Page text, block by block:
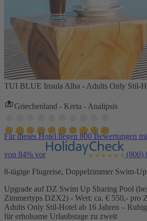
TUI BLUE Insula Alba - Adults Only Stil-
Griechenland - Kreta - Analipsis
Für dieses Hotel liegen 800 Bewertungen
von 84% vor (800)
8-tägige Flugreise, Doppelzimmer Swim-
Upgrade auf DZ Swim Up Sharing Pool
Zimmertyps DZX2) - Wert: ca. € 550,- pro
Adults Only Stil-Hotel ab 16 Jahren –
für erholsame Urlaubstage zu zweit